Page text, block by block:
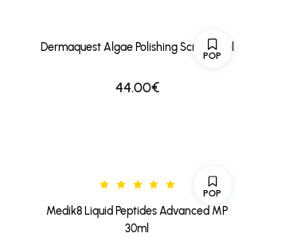
POP
Dermaquest Algae Polishing Scrub 118ml
44.00€
POP
Medik8 Liquid Peptides Advanced MP
30ml